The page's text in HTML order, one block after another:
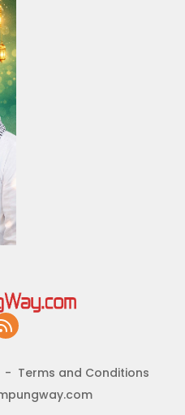
Terms and Conditions